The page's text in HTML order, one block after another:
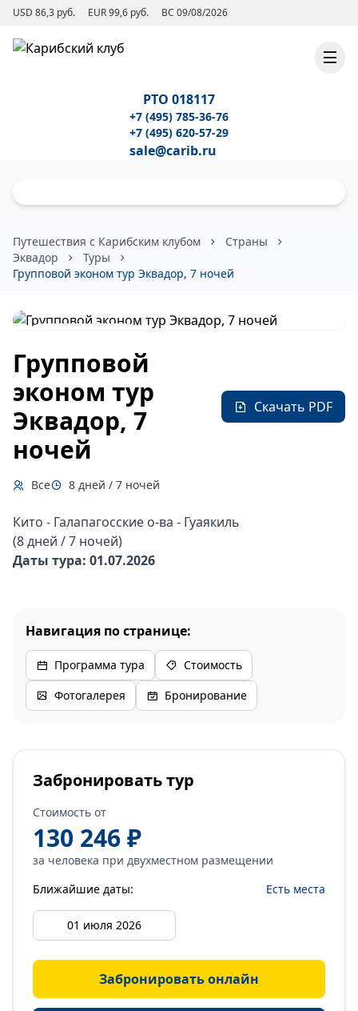
USD 86,3 руб. EUR 99,6 руб. ВС 09/08/2026
РТО 018117
+7 (495) 785-36-76
+7 (495) 620-57-29
sale@carib.ru
Путешествия с Карибским клубом
Страны
Эквадор
Туры
Групповой эконом тур Эквадор, 7 ночей
Групповой
эконом тур
Эквадор, 7
ночей
Скачать PDF
Все 8 дней / 7 ночей
Кито - Галапагосские о-ва - Гуаякиль
(8 дней / 7 ночей)
Даты тура: 01.07.2026
Навигация по странице:
Программа тура
Стоимость
Фотогалерея
Бронирование
Забронировать тур
Стоимость от
130 246 ₽
за человека при двухместном размещении
Ближайшие даты:
Есть места
01 июля 2026
Забронировать онлайн